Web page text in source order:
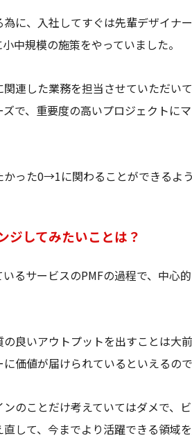
為に、入社してすぐは先輩デザイナ
中規模の施策をやっていました。
連した業務を担当させていただい
ズで、重要度の高いプロジェクトに
かった0→1に関わることができるよ
してみたいことは？
るサービスのPMFの過程で、中心
良いアウトプットを出すことは大
価値が届けられているといえるの
のことだけ考えていてはダメで、
して、今までより活躍できる領域